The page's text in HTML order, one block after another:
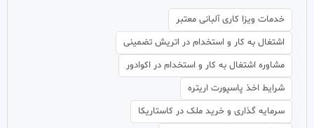
خدمات ویزا کاری آلبانی معتبر
اشتغال به کار و استخدام در اتریش تضمینی
مشاوره اشتغال به کار و استخدام در اکوادور
شرایط اخذ پاسپورت اریتره
سرمایه گذاری و خرید ملک در کاستاریکا